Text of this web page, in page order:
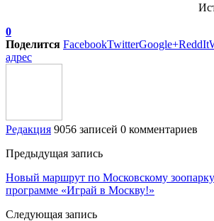
0
Поделится FacebookTwitterGoogle+ReddIt
адрес
Редакция 9056 записей 0 комментариев
Предыдущая запись
Новый маршрут по Московскому
программе «Играй в Москву!»
Следующая запись